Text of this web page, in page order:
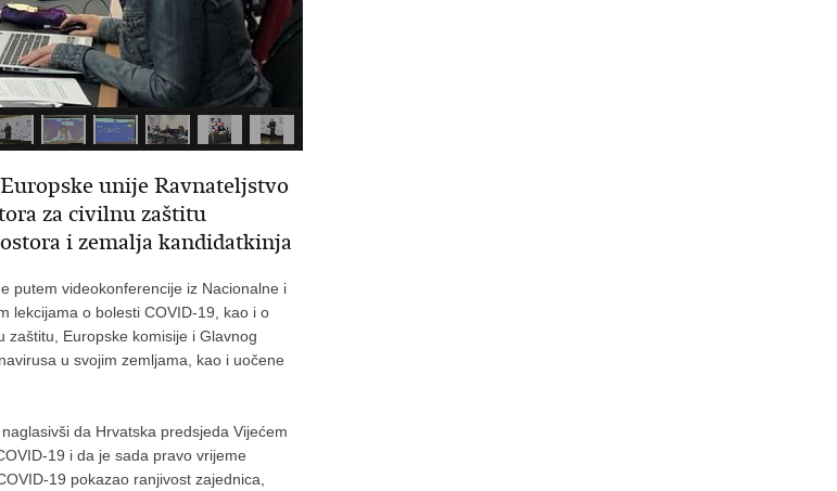
unije Ravnateljstvo
za civilnu zaštitu
i zemalja kandidatkinja
putem videokonferencije iz Nacionalne i
lekcijama o bolesti COVID-19, kao i o
zaštitu, Europske komisije i Glavnog
u svojim zemljama, kao i uočene
da Hrvatska predsjeda Vijećem
19 i da je sada pravo vrijeme
19 pokazao ranjivost zajednica,